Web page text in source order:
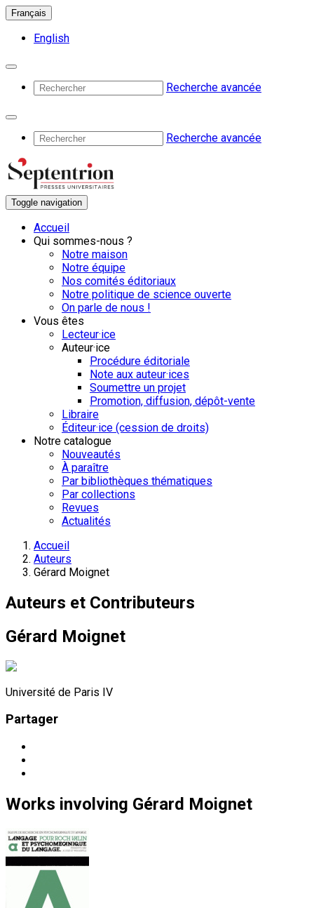
Français
English
Recherche avancée
Recherche avancée
Toggle navigation
Accueil
Qui sommes-nous ?
Notre maison
Notre équipe
Nos comités éditoriaux
Notre politique de science ouverte
On parle de nous !
Vous êtes
Lecteur·ice
Auteur·ice
Procédure éditoriale
Note aux auteur·ices
Soumettre un projet
Promotion, diffusion, dépôt-vente
Libraire
Éditeur·ice (cession de droits)
Notre catalogue
Nouveautés
À paraître
Par bibliothèques thématiques
Par collections
Revues
Actualités
Accueil
Auteurs
Gérard Moignet
Auteurs et Contributeurs
Gérard Moignet
Université de Paris IV
Partager
Works involving Gérard Moignet